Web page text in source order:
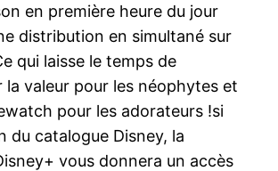
en première heure du jour
distribution en simultané sur
qui laisse le temps de
la valeur pour les néophytes et
pour les adorateurs !si
du catalogue Disney, la
vous donnera un accès